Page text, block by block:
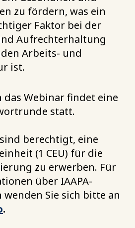
zu fördern, was ein
Faktor bei der
Aufrechterhaltung
Arbeits- und
ist.
das Webinar findet eine
statt.
berechtigt, eine
(1 CEU) für die
zu erwerben. Für
über IAAPA-
Sie sich bitte an
.